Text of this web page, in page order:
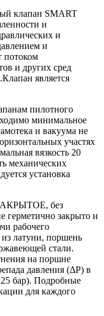
клапан SMART
и
и
и
потоком
и других сред
является
пилотного
минимальное
и вакуума не
участях
вязкость 20
механических
установка
без
герметично закрыто и
рабочего
латуни, поршень
стали.
на поршне
давления (ΔP) в
бар). Подробные
для каждого